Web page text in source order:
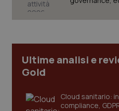
Ultime analisi e
Gold
Cloud sanitario:
compliance,
sito web abilitandone
protette del sito. Il sito web